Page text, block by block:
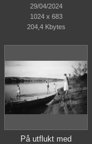
29/04/2024
1024 x 683
204,4 Kbytes
På utflukt med